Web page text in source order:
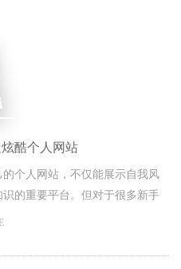
酷个人网站
个人网站，不仅能展示自我风
的重要平台。但对于很多新手
。今天，北京网站建设公司一